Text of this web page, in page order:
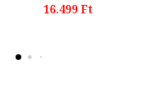
16.499 Ft